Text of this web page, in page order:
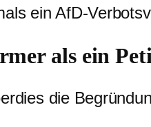
ein AfD-
als ein
die